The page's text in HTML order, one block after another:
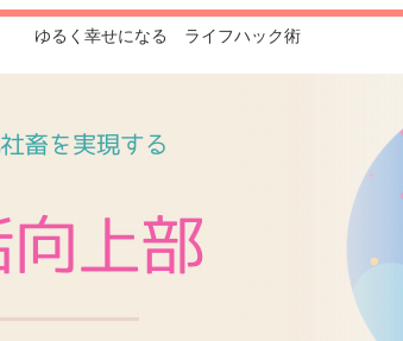
ゆるく幸せになる ライフハック術